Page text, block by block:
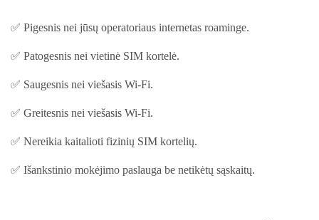
✅ Pigesnis nei jūsų operatoriaus internetas roaminge.
✅ Patogesnis nei vietinė SIM kortelė.
✅ Saugesnis nei viešasis Wi-Fi.
✅ Greitesnis nei viešasis Wi-Fi.
✅ Nereikia kaitalioti fizinių SIM kortelių.
✅ Išankstinio mokėjimo paslauga be netikėtų sąskaitų.